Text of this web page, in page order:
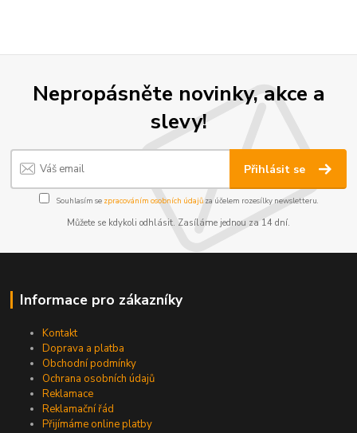
Nepropásněte novinky, akce a
slevy!
Přihlásit se
Souhlasím se zpracováním osobních údajůza účelem rozesílky newsletteru.
Můžete se kdykoli odhlásit. Zasíláme jednou za 14 dní.
Informace pro zákazníky
Kontakt
Doprava a platba
Obchodní podmínky
Ochrana osobních údajů
Reklamace
Reklamační řád
Přijímáme online platby